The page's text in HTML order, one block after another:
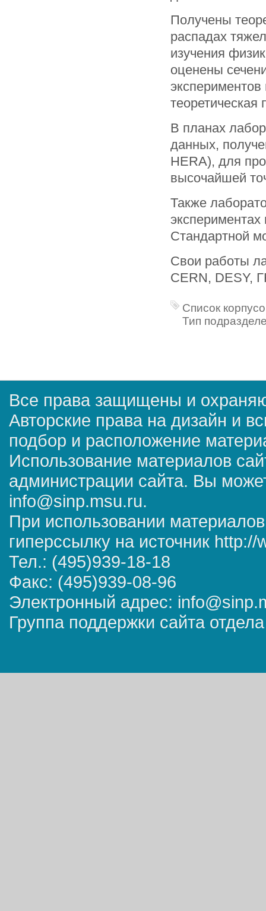
Получены
распадах
изучения
оценены
В планах
данных,
HERA), для
высочайшей
Также
Стандартной
Свои работы
CERN, DESY,
Список
Тип
Все права защищены и
Авторские права на дизайн и
подбор и расположение
Использование материалов
администрации сайта. Вы
info@sinp.msu.ru.
При использовании
гиперссылку на источник
Тел.: (495)939-18-18
Факс: (495)939-08-96
Электронный адрес:
Группа поддержки сайта